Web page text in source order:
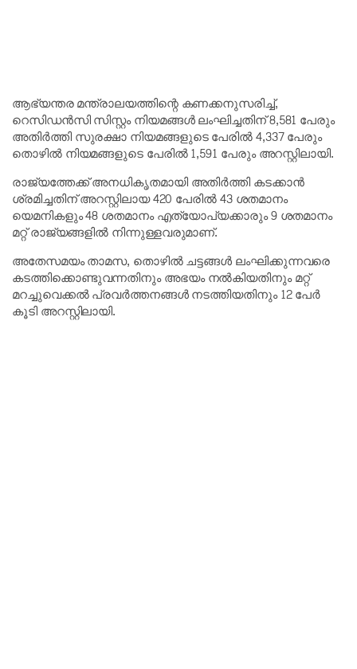
ആഭ്യന്തര മന്ത്രാലയത്തിന്റെ കണക്കനുസരിച്ച്,
റെസിഡൻസി സിസ്റ്റം നിയമങ്ങൾ ലംഘിച്ചതിന് 8,581 പേരും
അതിർത്തി സുരക്ഷാ നിയമങ്ങളുടെ പേരിൽ 4,337 പേരും
തൊഴിൽ നിയമങ്ങളുടെ പേരിൽ 1,591 പേരും അറസ്റ്റിലായി.
രാജ്യത്തേക്ക് അനധികൃതമായി അതിർത്തി കടക്കാൻ
ശ്രമിച്ചതിന് അറസ്റ്റിലായ 420 പേരിൽ 43 ശതമാനം
യെമനികളും 48 ശതമാനം എത്യോപ്യക്കാരും 9 ശതമാനം
മറ്റ് രാജ്യങ്ങളിൽ നിന്നുള്ളവരുമാണ്.
അതേസമയം താമസ, തൊഴിൽ ചട്ടങ്ങൾ ലംഘിക്കുന്നവരെ
കടത്തിക്കൊണ്ടുവന്നതിനും അഭയം നൽകിയതിനും മറ്റ്
മറച്ചുവെക്കൽ പ്രവർത്തനങ്ങൾ നടത്തിയതിനും 12 പേർ
കൂടി അറസ്റ്റിലായി.